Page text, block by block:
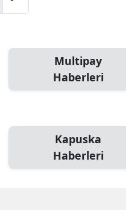
Multipay
Haberleri
Kapuska
Haberleri